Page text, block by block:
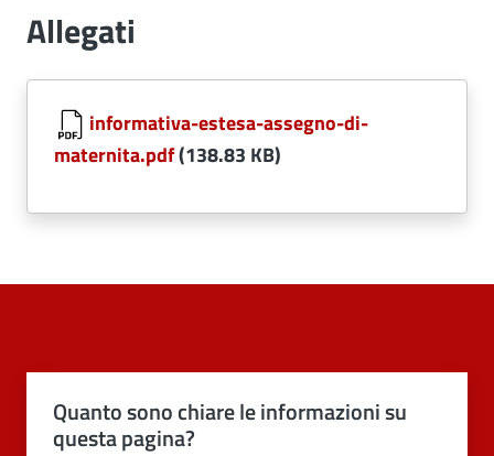
Allegati
Document
informativa-estesa-assegno-di-
maternita.pdf(138.83 KB)
Quanto sono chiare le informazioni su
questa pagina?